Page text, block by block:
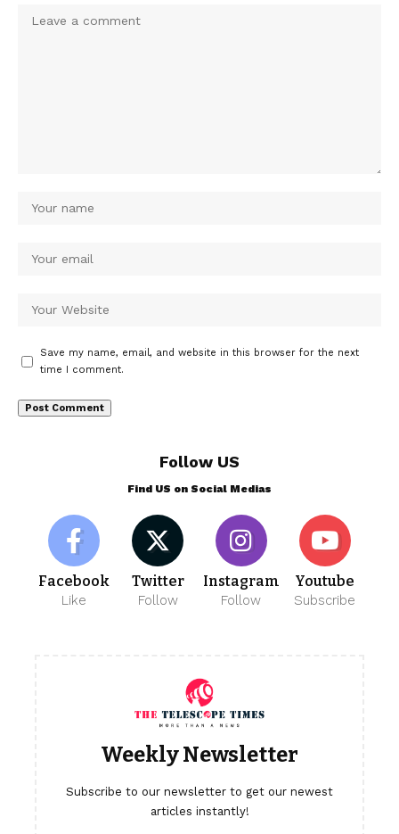
Save my name, email, and website in this browser for the next
time I comment.
Follow US
Find US on Social Medias
Facebook
Like
Twitter
Follow
Instagram
Follow
Youtube
Subscribe
Weekly Newsletter
Subscribe to our newsletter to get our newest
articles instantly!